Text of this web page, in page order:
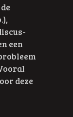
een
deze